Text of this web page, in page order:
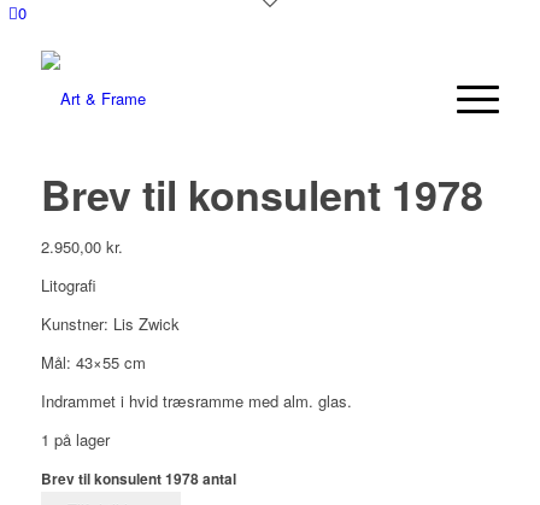
0
Brev til konsulent 1978
2.950,00 kr.
Litografi
Kunstner: Lis Zwick
Mål: 43×55 cm
Indrammet i hvid træsramme med alm. glas.
1 på lager
Brev til konsulent 1978 antal